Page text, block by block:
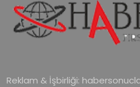
Reklam & İşbirliği: